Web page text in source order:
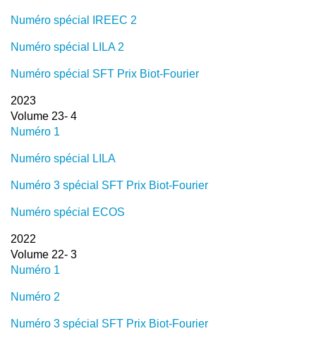
Numéro spécial IREEC 2
Numéro spécial LILA 2
Numéro spécial SFT Prix Biot-Fourier
2023
Volume 23- 4
Numéro 1
Numéro spécial LILA
Numéro 3 spécial SFT Prix Biot-Fourier
Numéro spécial ECOS
2022
Volume 22- 3
Numéro 1
Numéro 2
Numéro 3 spécial SFT Prix Biot-Fourier